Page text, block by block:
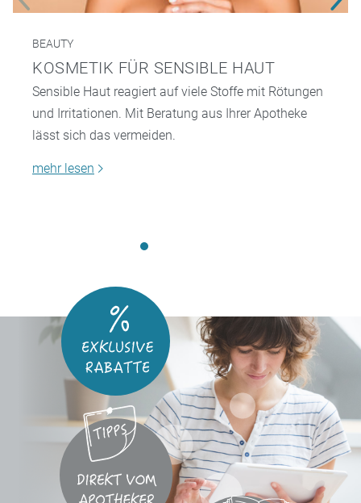
BEAUTY
KOSMETIK FÜR SENSIBLE HAUT
Sensible Haut reagiert auf viele Stoffe mit Rötungen
und Irritationen. Mit Beratung aus Ihrer Apotheke
lässt sich das vermeiden.
mehr lesen